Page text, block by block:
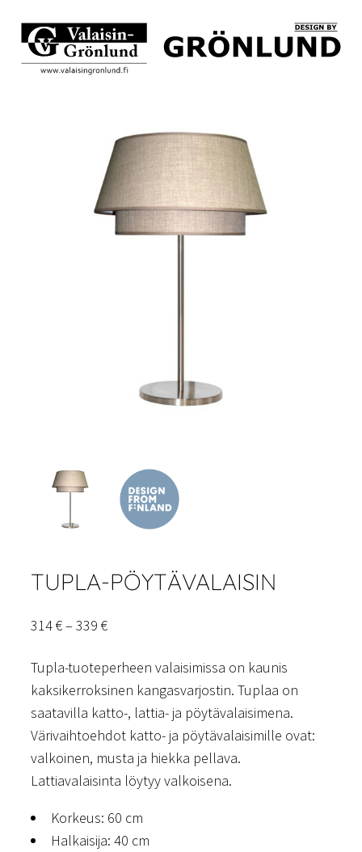
TUPLA-PÖYTÄVALAISIN
314€– 339 €Hintaluokka:
–
339 €
Tupla-tuoteperheen valaisimissa on kaunis
kaksikerroksinen kangasvarjostin. Tuplaa on
saatavilla katto-, lattia- ja pöytävalaisimena.
Värivaihtoehdot katto- ja pöytävalaisimille ovat:
valkoinen, musta ja hiekka pellava.
Lattiavalaisinta löytyy valkoisena.
Korkeus: 60 cm
Halkaisija: 40 cm